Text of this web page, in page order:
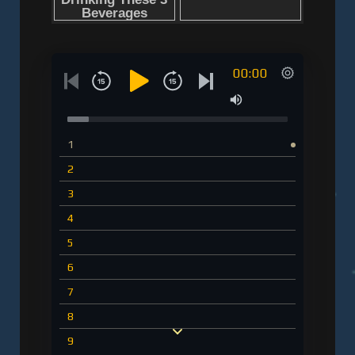
«Неизведанные земли: Колумб» (серия
Колумб - Фернандес-Арместо Фелипе" онлайн
бесплатно без регистрации - полная версия
00:00
1
2
3
4
5
6
7
8
9